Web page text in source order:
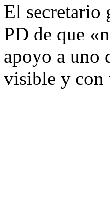
El
PD de que
apoyo a uno
visible y con